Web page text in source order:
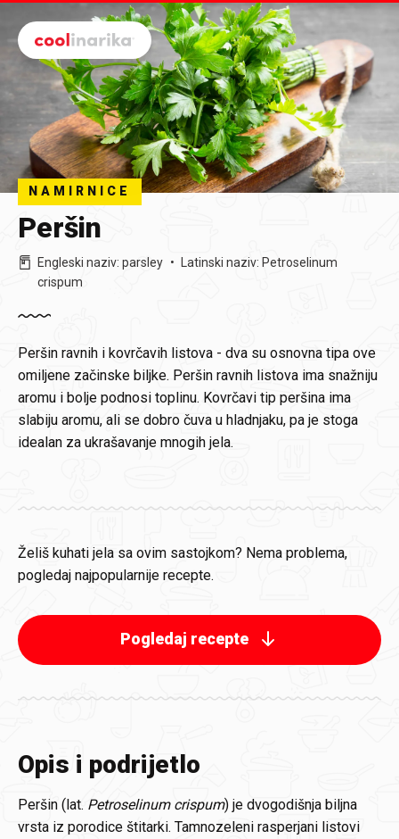
Preskoči na glavni sadržaj
NAMIRNICE
Peršin
Engleski naziv: parsley Latinski naziv: Petroselinum
crispum
Peršin ravnih i kovrčavih listova - dva su osnovna tipa ove
omiljene začinske biljke. Peršin ravnih listova ima snažniju
aromu i bolje podnosi toplinu. Kovrčavi tip peršina ima
slabiju aromu, ali se dobro čuva u hladnjaku, pa je stoga
idealan za ukrašavanje mnogih jela.
Želiš kuhati jela sa ovim sastojkom? Nema problema,
pogledaj najpopularnije recepte.
Pogledaj recepte
Opis i podrijetlo
Peršin (lat. Petroselinum crispum) je dvogodišnja biljna
vrsta iz porodice štitarki. Tamnozeleni rasperjani listovi